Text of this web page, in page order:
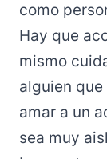
como
Hay que
mismo
alguien
amar a un
sea muy